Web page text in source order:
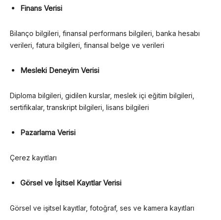
Finans Verisi
Bilanço bilgileri, finansal performans bilgileri, banka hesabı
verileri, fatura bilgileri, finansal belge ve verileri
Mesleki Deneyim Verisi
Diploma bilgileri, gidilen kurslar, meslek içi eğitim bilgileri,
sertifikalar, transkript bilgileri, lisans bilgileri
Pazarlama Verisi
Çerez kayıtları
Görsel ve İşitsel Kayıtlar Verisi
Görsel ve işitsel kayıtlar, fotoğraf, ses ve kamera kayıtları